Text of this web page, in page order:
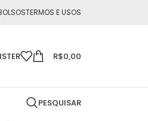
TERMOS E USOS
R$0,00
PESQUISAR